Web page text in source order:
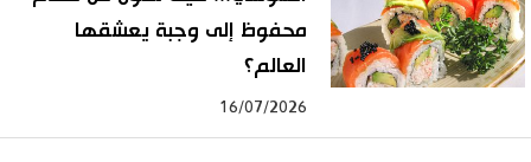
محفوظ إلى وجبة يعشقها
العالم؟
16/07/2026